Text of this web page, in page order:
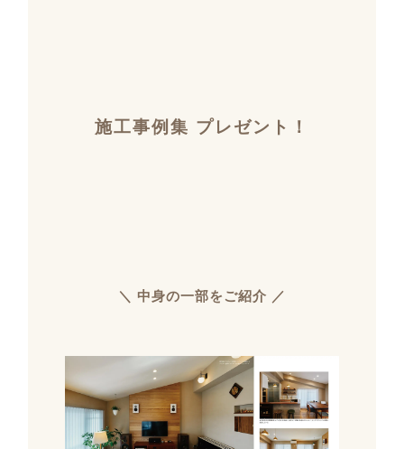
施工事例集 プレゼント！
＼ 中身の一部をご紹介 ／